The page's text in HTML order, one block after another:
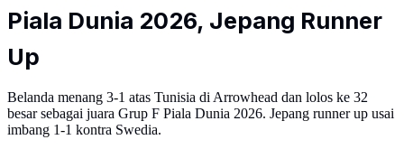
Piala Dunia 2026, Jepang Runner
Up
Belanda menang 3-1 atas Tunisia di Arrowhead dan lolos ke 32
besar sebagai juara Grup F Piala Dunia 2026. Jepang runner up usai
imbang 1-1 kontra Swedia.